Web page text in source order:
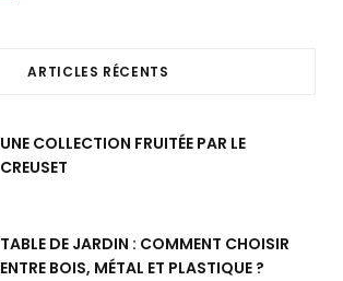
ARTICLES RÉCENTS
UNE COLLECTION FRUITÉE PAR LE
CREUSET
TABLE DE JARDIN : COMMENT CHOISIR
ENTRE BOIS, MÉTAL ET PLASTIQUE ?